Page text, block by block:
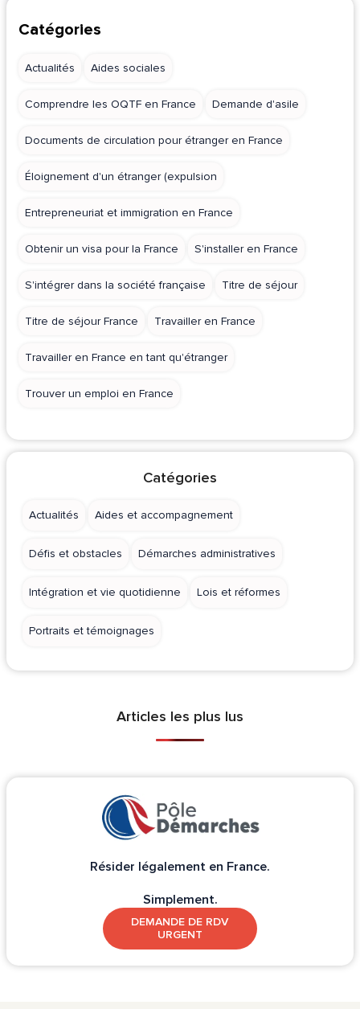
Catégories
Actualités Aides sociales
Comprendre les OQTF en France Demande d'asile
Documents de circulation pour étranger en France
Éloignement d'un étranger (expulsion
Entrepreneuriat et immigration en France
Obtenir un visa pour la France S'installer en France
S'intégrer dans la société française Titre de séjour
Titre de séjour France Travailler en France
Travailler en France en tant qu'étranger
Trouver un emploi en France
Catégories
Actualités Aides et accompagnement
Défis et obstacles Démarches administratives
Intégration et vie quotidienne Lois et réformes
Portraits et témoignages
Articles les plus lus
Résider légalement en France.
Simplement.
DEMANDE DE RDV
URGENT